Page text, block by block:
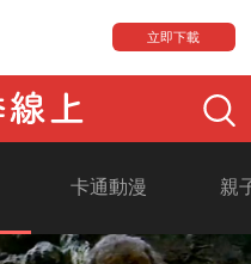
立即下載
卡通動漫 親